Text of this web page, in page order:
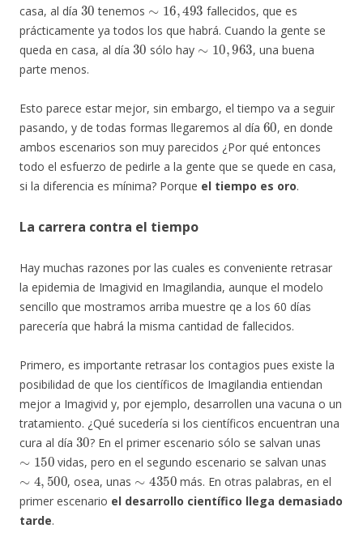
casa, al día
tenemos
fallecidos, que es
prácticamente ya todos los que habrá. Cuando la gente se
queda en casa, al día
30
sólo hay
∼10,963
, una buena
parte menos.
Esto parece estar mejor, sin embargo, el tiempo va a seguir
pasando, y de todas formas llegaremos al día
60
, en donde
ambos escenarios son muy parecidos ¿Por qué entonces
todo el esfuerzo de pedirle a la gente que se quede en casa,
si la diferencia es mínima? Porque el tiempo es oro.
La carrera contra el tiempo
Hay muchas razones por las cuales es conveniente retrasar
la epidemia de Imagivid en Imagilandia, aunque el modelo
sencillo que mostramos arriba muestre qe a los 60 días
parecería que habrá la misma cantidad de fallecidos.
Primero, es importante retrasar los contagios pues existe la
posibilidad de que los científicos de Imagilandia entiendan
mejor a Imagivid y, por ejemplo, desarrollen una vacuna o un
tratamiento. ¿Qué sucedería si los científicos encuentran una
cura al día
30
? En el primer escenario sólo se salvan unas
∼150
vidas, pero en el segundo escenario se salvan unas
4,500
, osea, unas
∼ 4350
más. En otras palabras, en el
primer escenario el desarrollo científico llega demasiado
tarde.